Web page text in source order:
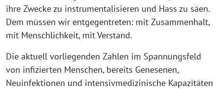
ihre Zwecke zu instrumentalisieren und Hass zu säen.
Dem müssen wir entgegentreten: mit Zusammenhalt,
mit Menschlichkeit, mit Verstand.
Die aktuell vorliegenden Zahlen im Spannungsfeld
von infizierten Menschen, bereits Genesenen,
Neuinfektionen und intensivmedizinische Kapazitäten